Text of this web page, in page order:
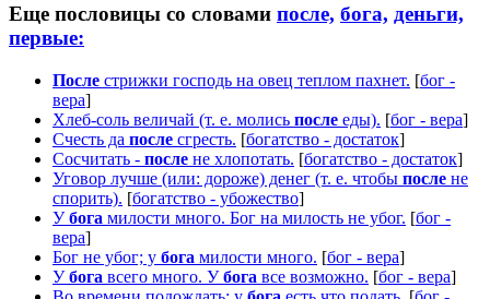
Еще пословицы со словами после, бога, деньги,
первые:
После стрижки господь на овец теплом пахнет. [бог -
вера]
Хлеб-соль величай (т. е. молись после еды). [бог - вера]
Счесть да после сгресть. [богатство - достаток]
Сосчитать - после не хлопотать. [богатство - достаток]
Уговор лучше (или: дороже) денег (т. е. чтобы после не
спорить). [богатство - убожество]
Убога милости много. Бог на милость не убог. [бог -
вера]
Бог не убог; у бога милости много. [бог - вера]
Убога всего много. Убога все возможно. [бог - вера]